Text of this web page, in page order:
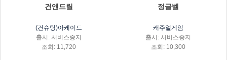
건앤드릴
(건슈팅)아케이드
출시: 서비스중지
조회: 11,720
정글벨
캐주얼게임
출시: 서비스중지
조회: 10,300